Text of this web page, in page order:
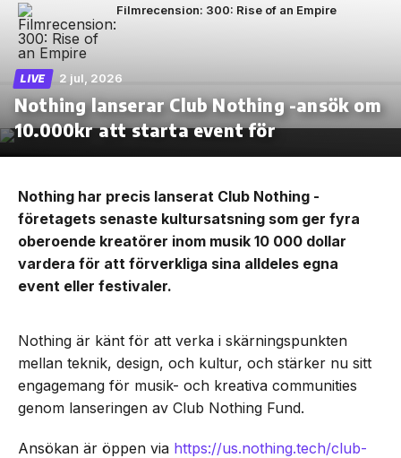
Filmrecension: 300: Rise of an Empire
LIVE 2 jul, 2026
Nothing lanserar Club Nothing -ansök om
10.000kr att starta event för
Nothing har precis lanserat Club Nothing -
företagets senaste kultursatsning som ger fyra
oberoende kreatörer inom musik 10 000 dollar
vardera för att förverkliga sina alldeles egna
event eller festivaler.
Nothing är känt för att verka i skärningspunkten
mellan teknik, design, och kultur, och stärker nu sitt
engagemang för musik- och kreativa communities
genom lanseringen av Club Nothing Fund.
Ansökan är öppen via https://us.nothing.tech/club-